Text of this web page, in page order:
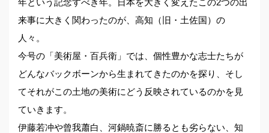
来事に大きく関わったのが、高知（旧・土佐国）の
人々。
今号の「美術屋・百兵衛」では、個性豊かな志士たちが
どんなバックボーンから生まれてきたのかを探り、そし
てそれがこの土地の美術にどう反映されているのかを見
ていきます。
伊藤若冲や曾我蕭白、河鍋暁斎に勝るとも劣らない、知